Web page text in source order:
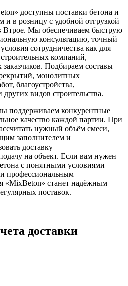
доступны поставки бетона и
и в розницу с удобной отгрузкой
Втрое. Мы обеспечиваем быструю
консультацию, точный
сотрудничества как для
компаний,
Подбираем составы
монолитных
благоустройства,
видов строительства.
поддерживаем конкурентные
качество каждой партии. При
нужный объём смеси,
заполнителем и
доставку
на объект. Если вам нужен
с понятными условиями
и профессиональным
«MixBeton» станет надёжным
поставок.
доставки